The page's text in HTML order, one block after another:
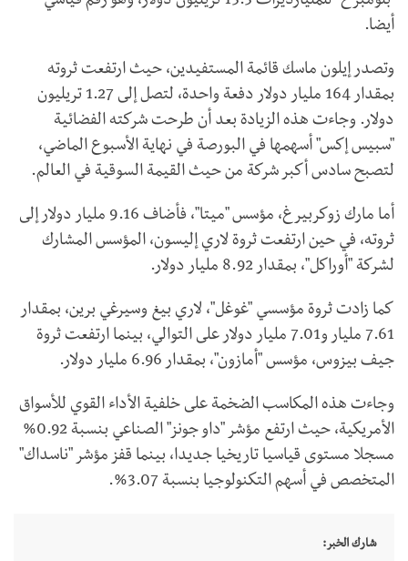
أيضا.
وتصدر إيلون ماسك قائمة المستفيدين، حيث ارتفعت ثروته
بمقدار 164 مليار دولار دفعة واحدة، لتصل إلى 1.27 تريليون
دولار. وجاءت هذه الزيادة بعد أن طرحت شركته الفضائية
"سبيس إكس" أسهمها في البورصة في نهاية الأسبوع الماضي،
لتصبح سادس أكبر شركة من حيث القيمة السوقية في العالم.
أما مارك زوكربيرغ، مؤسس "ميتا"، فأضاف 9.16 مليار دولار إلى
ثروته، في حين ارتفعت ثروة لاري إليسون، المؤسس المشارك
لشركة "أوراكل"، بمقدار 8.92 مليار دولار.
كما زادت ثروة مؤسسي "غوغل"، لاري بيغ وسيرغي برين، بمقدار
7.61 مليار و7.01 مليار دولار على التوالي، بينما ارتفعت ثروة
جيف بيزوس، مؤسس "أمازون"، بمقدار 6.96 مليار دولار.
وجاءت هذه المكاسب الضخمة على خلفية الأداء القوي للأسواق
الأمريكية، حيث ارتفع مؤشر "داو جونز" الصناعي بنسبة 0.92%
مسجلا مستوى قياسيا تاريخيا جديدا، بينما قفز مؤشر "ناسداك"
المتخصص في أسهم التكنولوجيا بنسبة 3.07%.
شارك الخبر: